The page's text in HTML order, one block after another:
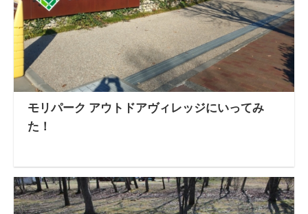
モリパーク アウトドアヴィレッジにいってみ
た！